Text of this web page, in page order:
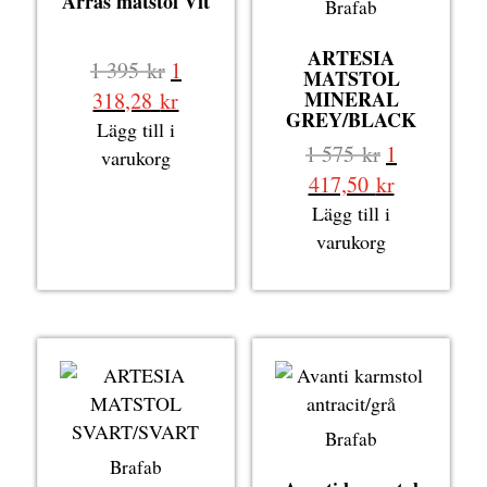
1 395kr Det
ursprungliga
priset
var:
1
318,28krDet
Lägg till i
varukorg
Brafab
ARTESIA
MATSTOL
MINERAL
GREY/BLACK
1 575kr Det
priset
var:
575 kr.
1
417,50 krDet
1
Lägg till i
varukorg
Brafab
Brafab